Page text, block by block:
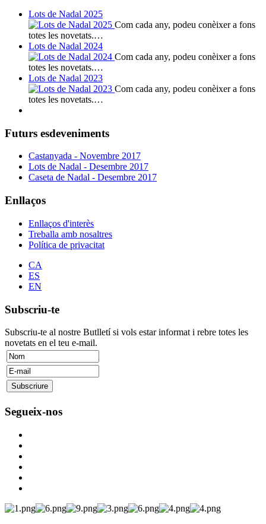
Lots de Nadal 2025
Com cada any, podeu conèixer a fons
totes les novetats.…
Lots de Nadal 2024
Com cada any, podeu conèixer a fons
totes les novetats.…
Lots de Nadal 2023
Com cada any, podeu conèixer a fons
totes les novetats.…
Futurs esdeveniments
Castanyada - Novembre 2017
Lots de Nadal - Desembre 2017
Caseta de Nadal - Desembre 2017
Enllaços
Enllaços d'interès
Treballa amb nosaltres
Política de privacitat
CA
ES
EN
Subscriu-te
Subscriu-te al nostre Butlletí si vols estar informat i rebre totes les
novetats en el teu e-mail.
Segueix-nos